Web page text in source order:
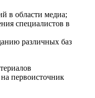
в области медиа;
специалистов в
различных баз
первоисточник